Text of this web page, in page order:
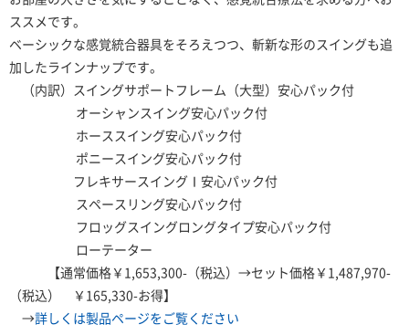
ススメです。
ベーシックな感覚統合器具をそろえつつ、斬新な形のスイングも追
加したラインナップです。
（内訳）スイングサポートフレーム（大型）安心パック付
オーシャンスイング安心パック付
ホーススイング安心パック付
ポニースイング安心パック付
フレキサースイングⅠ安心パック付
スペースリング安心パック付
フロッグスイングロングタイプ安心パック付
ローテーター
【通常価格￥1,653,300-（税込）→セット価格￥1,487,970-
（税込） ￥165,330-お得】
→詳しくは製品ページをご覧ください